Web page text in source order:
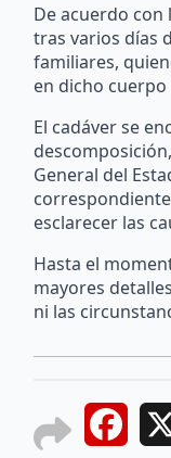
De acuerdo
tras varios días
familiares,
en dicho cuerpo
El cadáver se
General del
esclarecer las
Hasta el
mayores
ni las